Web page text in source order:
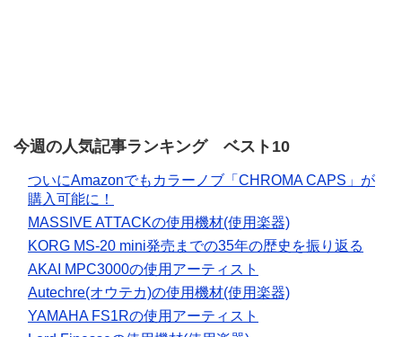
今週の人気記事ランキング ベスト10
ついにAmazonでもカラーノブ「CHROMA CAPS」が
購入可能に！
MASSIVE ATTACKの使用機材(使用楽器)
KORG MS-20 mini発売までの35年の歴史を振り返る
AKAI MPC3000の使用アーティスト
Autechre(オウテカ)の使用機材(使用楽器)
YAMAHA FS1Rの使用アーティスト